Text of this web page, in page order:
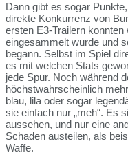
Dann gibt es sogar
direkte Konkurrenz von
ersten E3-Trailern konnten
eingesammelt wurde und
begann. Selbst im Spiel
es mit welchen Stats
jede Spur. Noch während
höchstwahrscheinlich
blau, lila oder sogar
sie einfach nur „meh“. Es
aussehen, und nur eine
Schaden austeilen, als
Waffe.